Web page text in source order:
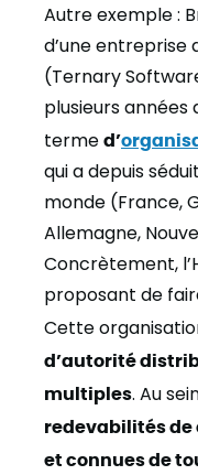
Autre exemple :
d’une entreprise
(Ternary
plusieurs années
terme d’
qui a depuis
monde (France,
Allemagne,
Concrètement,
proposant de
Cette
d’autorité
multiples. Au
redevabilités de
et connues de